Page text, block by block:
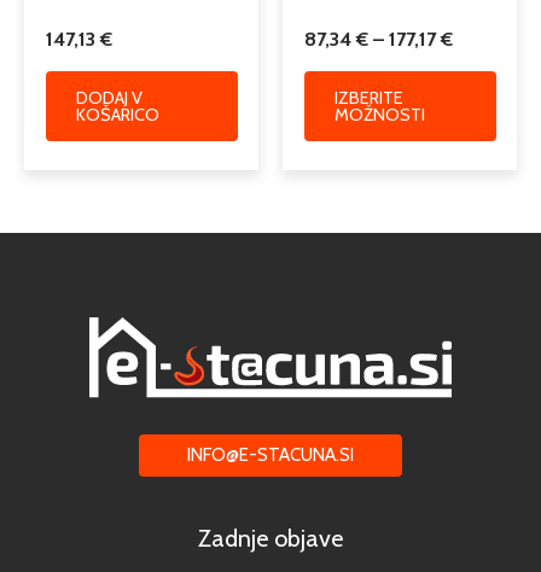
147,13€
DODAJ V
KOŠARICO
87,34€ – 177,17€
IZBERITE
MOŽNOSTI
INFO@E-STACUNA.SI
Zadnje objave